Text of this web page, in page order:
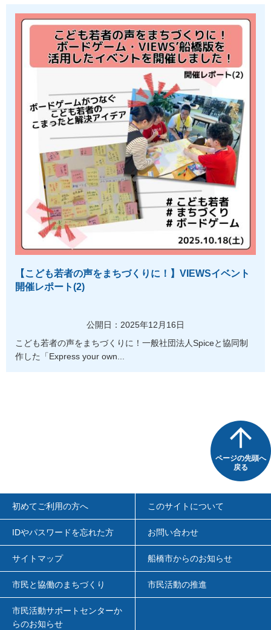
【こども若者の声をまちづくりに！】VIEWSイベント
開催レポート(2)
公開日：2025年12月16日
こども若者の声をまちづくりに！一般社団法人Spiceと協同制
作した「Express your own...
ページの先頭へ
戻る
初めてご利用の方へ このサイトについて
IDやパスワードを忘れた方 お問い合わせ
サイトマップ 船橋市からのお知らせ
市民と協働のまちづくり 市民活動の推進
市民活動サポートセンターか
らのお知らせ